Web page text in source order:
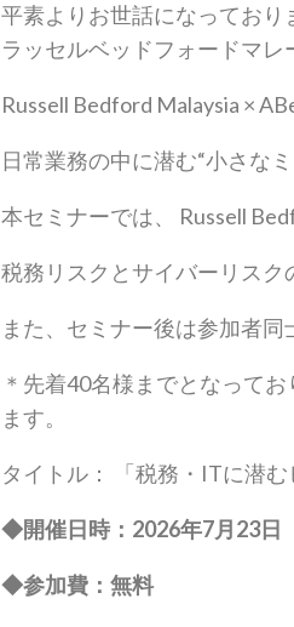
平素よりお世話になっており
ラッセルベッドフォードマレ
Russell Bedford Malaysia ×
日常業務の中に潜む“小さな
本セミナーでは、 Russell
税務リスクとサイバーリスク
また、セミナー後は参加者
＊先着40名様までとなって
ます。
タイトル： 「税務・ITに潜
◆開催日時： 2026年7月23日
◆参加費：無料